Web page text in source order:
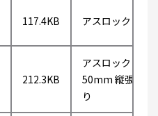
117.4KB アスロック
212.3KB
アスロック
50mm 縦張
り